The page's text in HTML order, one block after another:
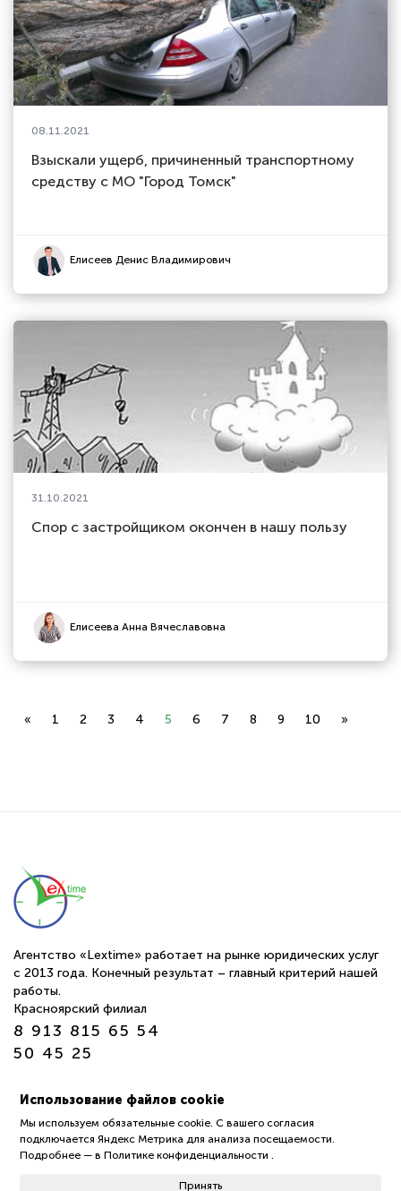
08.11.2021
Взыскали ущерб, причиненный транспортному
средству с МО "Город Томск"
Елисеев Денис Владимирович
31.10.2021
Спор с застройщиком окончен в нашу пользу
Елисеева Анна Вячеславовна
« 1 2 3 4 5 6 7 8 9 10 »
Агентство «Lextime» работает на рынке юридических услуг
с 2013 года. Конечный результат – главный критерий нашей
работы.
Красноярский филиал
8 913 815 65 54
50 45 25
пн-пт 9:00—18:00
Политика обработки защиты персональных данных
пользователей (Политика конфиденциальности)
Использование файлов cookie
Мы используем обязательные cookie. С вашего согласия
подключается Яндекс Метрика для анализа посещаемости.
Подробнее — в Политике конфиденциальности .
Принять